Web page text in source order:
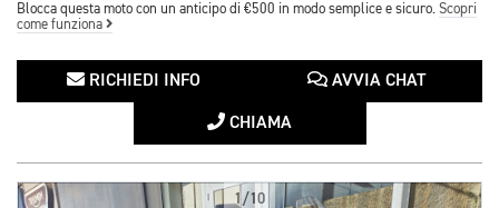
Blocca questa moto con un anticipo di €500 in modo semplice e sicuro. Scopri
come funziona
RICHIEDI INFO AVVIA CHAT
CHIAMA
1/10